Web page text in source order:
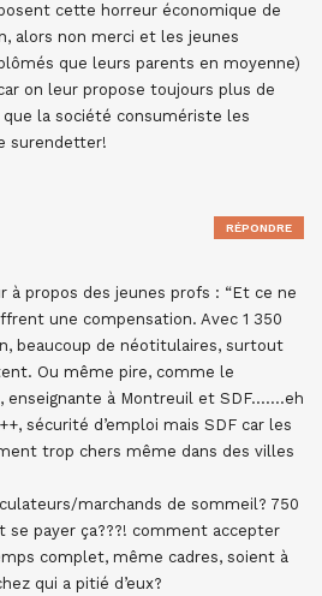
cette horreur économique de
alors non merci et les jeunes
que leurs parents en moyenne)
on leur propose toujours plus de
que la société consumériste les
surendetter!
à propos des jeunes profs : “Et ce ne
une compensation. Avec 1 350
beaucoup de néotitulaires, surtout
Ou même pire, comme le
enseignante à Montreuil et SDF…….eh
sécurité d’emploi mais SDF car les
trop chers même dans des villes
marchands de sommeil? 750
se payer ça???! comment accepter
complet, même cadres, soient à
qui a pitié d’eux?
RÉPONDRE